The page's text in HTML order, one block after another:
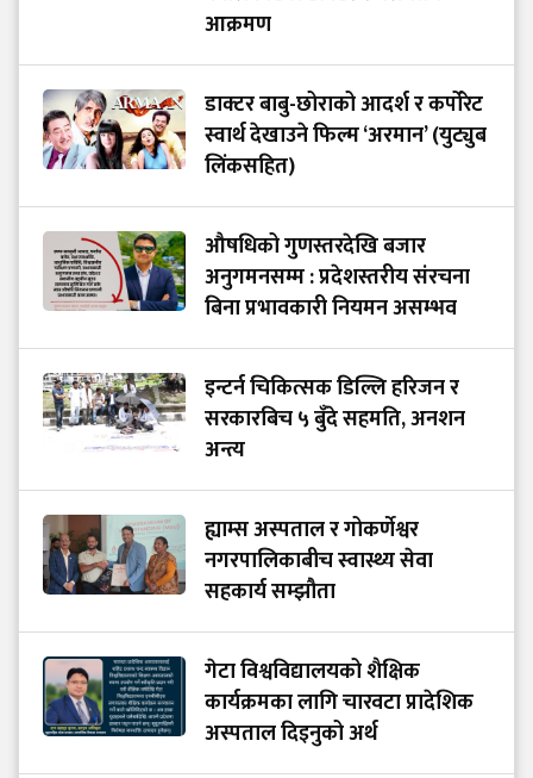
आक्रमण
डाक्टर बाबु-छोराको आदर्श र कर्पोरेट
स्वार्थ देखाउने फिल्म ‘अरमान’ (युट्युब
लिंकसहित)
औषधिको गुणस्तरदेखि बजार
अनुगमनसम्म : प्रदेशस्तरीय संरचना
बिना प्रभावकारी नियमन असम्भव
इन्टर्न चिकित्सक डिल्लि हरिजन र
सरकारबिच ५ बुँदे सहमति, अनशन
अन्त्य
ह्याम्स अस्पताल र गोकर्णेश्वर
नगरपालिकाबीच स्वास्थ्य सेवा
सहकार्य सम्झौता
गेटा विश्वविद्यालयको शैक्षिक
कार्यक्रमका लागि चारवटा प्रादेशिक
अस्पताल दिइनुको अर्थ